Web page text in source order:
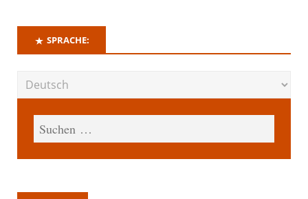
SPRACHE: